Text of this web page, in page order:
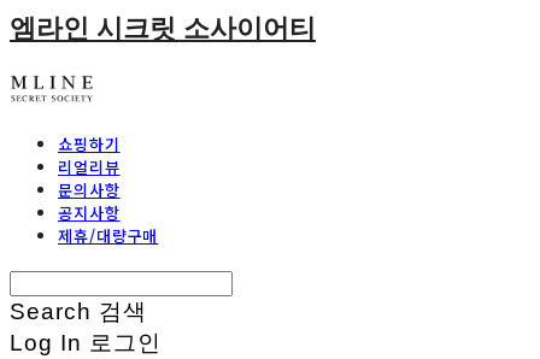
엠라인 시크릿 소사이어티
쇼핑하기
리얼리뷰
문의사항
공지사항
제휴/대량구매
Search 검색
Log In 로그인